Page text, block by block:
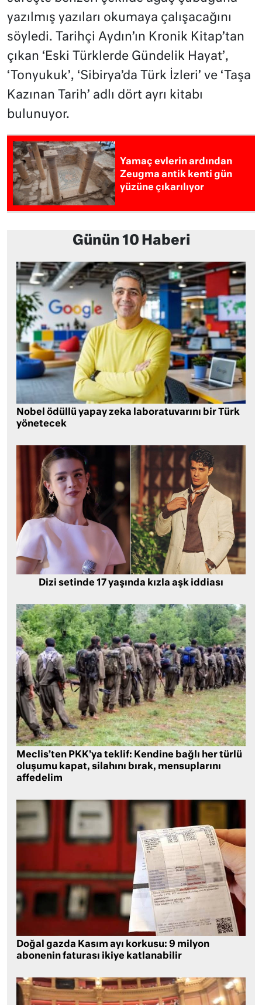
yazılmış yazıları okumaya çalışacağını
söyledi. Tarihçi Aydın’ın Kronik Kitap’tan
çıkan ‘Eski Türklerde Gündelik Hayat’,
‘Tonyukuk’, ‘Sibirya’da Türk İzleri’ ve ‘Taşa
Kazınan Tarih’ adlı dört ayrı kitabı
bulunuyor.
Yamaç evlerin ardından
Zeugma antik kenti gün
yüzüne çıkarılıyor
Günün 10 Haberi
Nobel ödüllü yapay zeka laboratuvarını bir Türk
yönetecek
Dizi setinde 17 yaşında kızla aşk iddiası
Meclis’ten PKK’ya teklif: Kendine bağlı her türlü
oluşumu kapat, silahını bırak, mensuplarını
affedelim
Doğal gazda Kasım ayı korkusu: 9 milyon
abonenin faturası ikiye katlanabilir